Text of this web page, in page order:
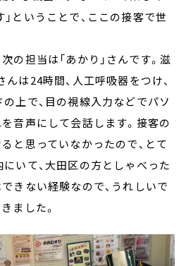
ということで、ここの接客で世
の担当は「あかり」さんです。滋
は24時間、人工呼吸器をつけ、
上で、目の視線入力などでパソ
音声にして会話します。接客の
と思っていなかったので、とて
いて、大田区の方としゃべった
きない経験なので、うれしいで
ました。